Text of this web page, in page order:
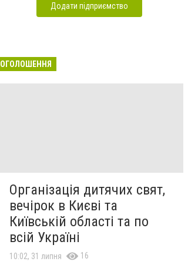
Додати підприємство
ОГОЛОШЕННЯ
Організація дитячих свят,
вечірок в Києві та
Київській області та по
всій Україні
10:02, 31 липня 16